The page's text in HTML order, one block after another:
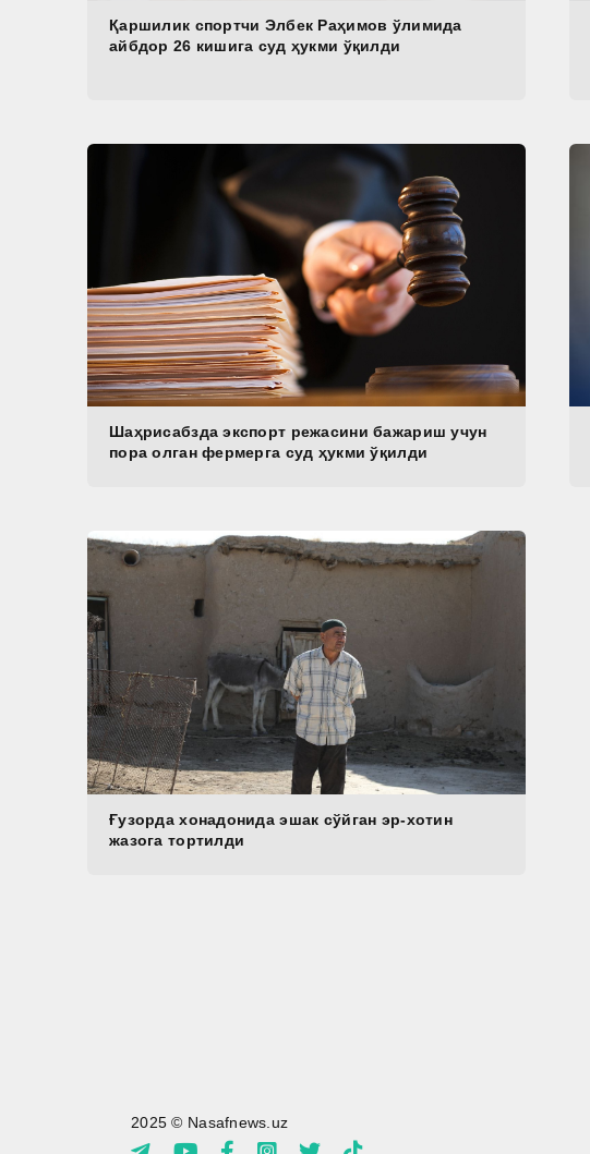
Қаршилик спортчи Элбек Раҳимов ўлимида
айбдор 26 кишига суд ҳукми ўқилди
Шаҳрисабзда экспорт режасини бажариш учун
пора олган фермерга суд ҳукми ўқилди
Ғузорда хонадонида эшак сўйган эр-хотин
жазога тортилди
2025 © Nasafnews.uz